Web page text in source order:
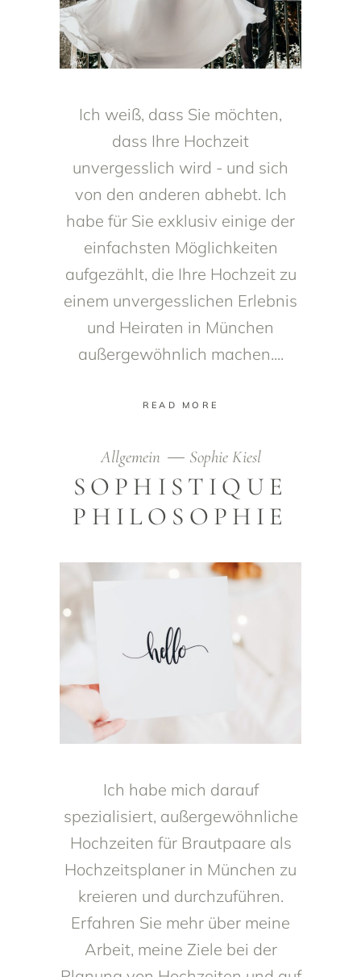
Ich weiß, dass Sie möchten,
dass Ihre Hochzeit
unvergesslich wird - und sich
von den anderen abhebt. Ich
habe für Sie exklusiv einige der
einfachsten Möglichkeiten
aufgezählt, die Ihre Hochzeit zu
einem unvergesslichen Erlebnis
und Heiraten in München
außergewöhnlich machen.
READ MORE
Allgemein Sophie Kiesl
SOPHISTIQUE
PHILOSOPHIE
Ich habe mich darauf
spezialisiert, außergewöhnliche
Hochzeiten für Brautpaare als
Hochzeitsplaner in München zu
kreieren und durchzuführen.
Erfahren Sie mehr über meine
Arbeit, meine Ziele bei der